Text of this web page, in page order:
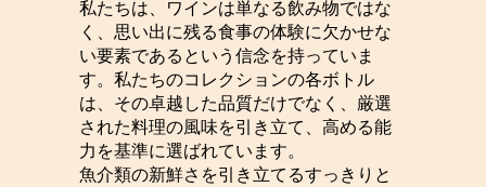
私たちは、ワインは単なる飲み物ではな
く、思い出に残る食事の体験に欠かせな
い要素であるという信念を持っていま
す。私たちのコレクションの各ボトル
は、その卓越した品質だけでなく、厳選
された料理の風味を引き立て、高める能
力を基準に選ばれています。
魚介類の新鮮さを引き立てるすっきりと